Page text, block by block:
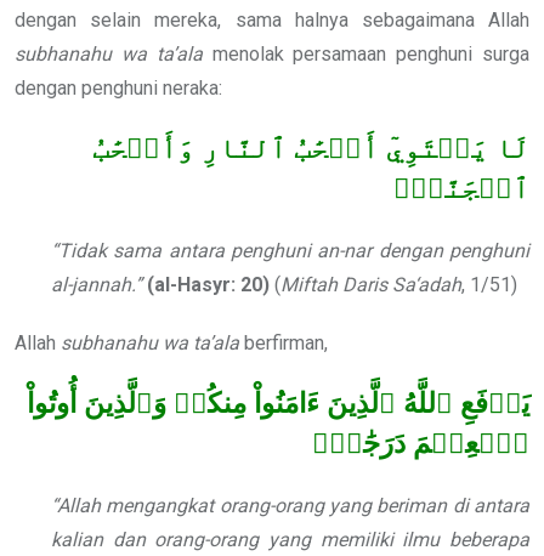
dengan selain mereka, sama halnya sebagaimana Allah
subhanahu wa ta’alamenolak persamaan penghuni surga
dengan penghuni neraka:
لَا يَسۡتَوِيٓ أَصۡحَٰبُ ٱلنَّارِ وَأَصۡحَٰبُ
ٱلۡجَنَّةِۚ
“Tidak sama antara penghuni an-nar dengan penghuni
al-jannah.”(al-Hasyr: 20) (Miftah Daris Sa‘adah, 1/51)
Allah subhanahu wa ta’ala berfirman,
يَرۡفَعِ ٱللَّهُ ٱلَّذِينَ ءَامَنُواْ مِنكُمۡ وَٱلَّذِينَ أُوتُواْ
ٱلۡعِلۡمَ دَرَجَٰتٖۚ
“Allah mengangkat orang-orang yang beriman di antara
kalian dan orang-orang yang memiliki ilmu beberapa